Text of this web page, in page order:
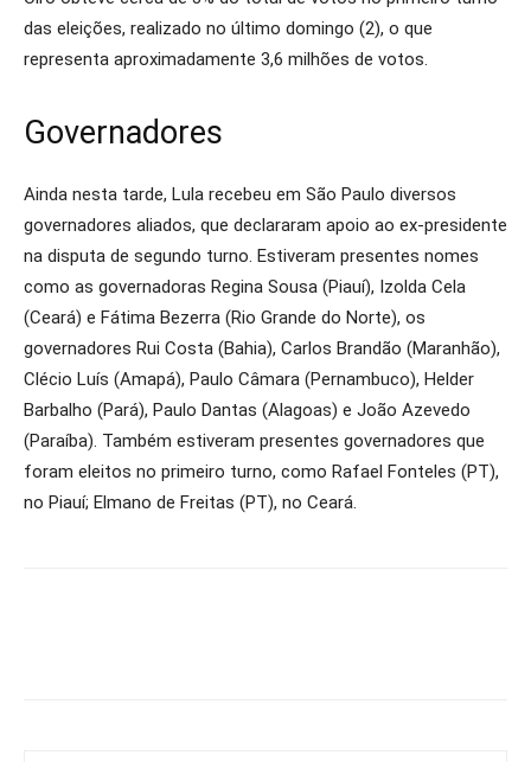
das eleições, realizado no último domingo (2), o que
representa aproximadamente 3,6 milhões de votos.
Governadores
Ainda nesta tarde, Lula recebeu em São Paulo diversos
governadores aliados, que declararam apoio ao ex-presidente
na disputa de segundo turno. Estiveram presentes nomes
como as governadoras Regina Sousa (Piauí), Izolda Cela
(Ceará) e Fátima Bezerra (Rio Grande do Norte), os
governadores Rui Costa (Bahia), Carlos Brandão (Maranhão),
Clécio Luís (Amapá), Paulo Câmara (Pernambuco), Helder
Barbalho (Pará), Paulo Dantas (Alagoas) e João Azevedo
(Paraíba). Também estiveram presentes governadores que
foram eleitos no primeiro turno, como Rafael Fonteles (PT),
no Piauí; Elmano de Freitas (PT), no Ceará.